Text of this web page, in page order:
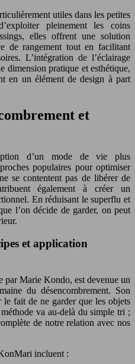
utiles dans les petites
pleinement les coins
elles offrent une solution
de rangement tout en facilitant
L’intégration de l’éclairage
dimension pratique et esthétique,
en un élément de design à part
et
d’un mode de vie plus
populaires pour optimiser
se contentent pas de libérer de
également à créer un
En réduisant le superflu et
l’on décide de garder, on peut
et application
Marie Kondo, est devenue un
du désencombrement. Son
le fait de ne garder que les objets
va au-delà du simple tri ;
de notre relation avec nos
incluent :